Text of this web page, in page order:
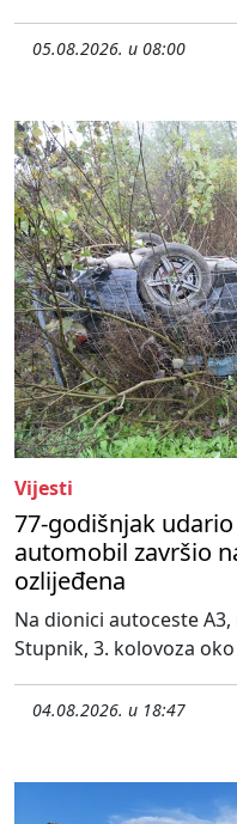
05.08.2026. u 08:00
Vijesti
77-godišnjak
automobil završio
ozlijeđena
Na dionici autoceste
Stupnik, 3. kolovoza oko
04.08.2026. u 18:47